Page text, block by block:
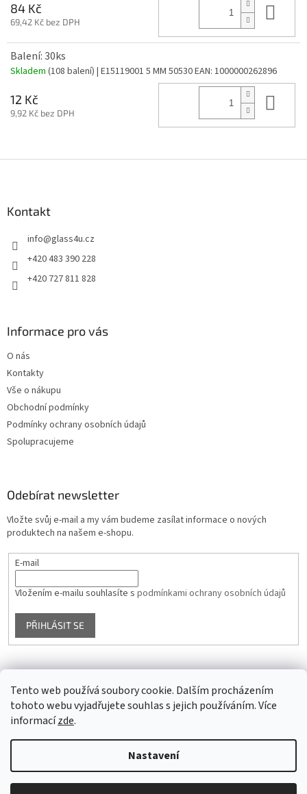
Tento web používá soubory cookie. Dalším procházením
tohoto webu vyjadřujete souhlas s jejich používáním. Více
informacízde.
Nastavení
84 Kč
69,42 Kč bez DPH
Balení: 30ks
Skladem (108 balení) | E15119001 5 MM 50530EAN: 1000000262896
12 Kč
9,92 Kč bez DPH
Kontakt
info@glass4u.cz
+420 483 390 228
+420 727 811 828
Informace pro vás
O nás
Kontakty
Vše o nákupu
Obchodní podmínky
Podmínky ochrany osobních údajů
Spolupracujeme
Odebírat newsletter
Vložte svůj e-mail a my vám budeme zasílat informace o nových
produktech na našem e-shopu.
E-mail
Vložením e-mailu souhlasíte s podmínkami ochrany osobních údajů
PŘIHLÁSIT SE
Facebook
Copyright 2026Glass4u.cz. Všechna práva vyhrazena.Upravit